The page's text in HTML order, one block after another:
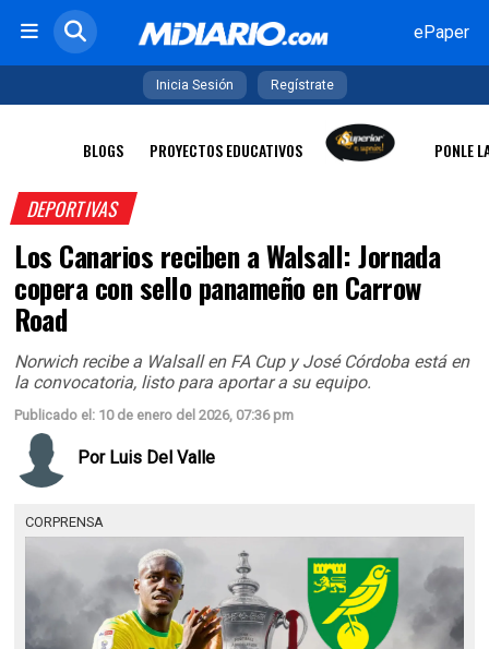
ePaper
Inicia Sesión Regístrate
BLOGS PROYECTOS EDUCATIVOS PONLE
DEPORTIVAS
Los Canarios reciben a Walsall: Jornada
copera con sello panameño en Carrow
Road
Norwich recibe a Walsall en FA Cup y José Córdoba está en
la convocatoria, listo para aportar a su equipo.
Publicado el: 10 de enero del 2026, 07:36 pm
Por Luis Del Valle
CORPRENSA